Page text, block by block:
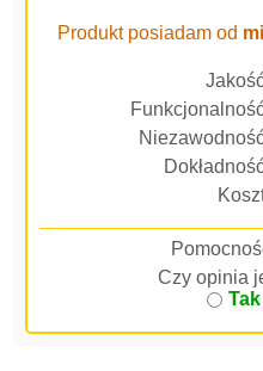
Produkt posiadam od
Czy opinia
Tak